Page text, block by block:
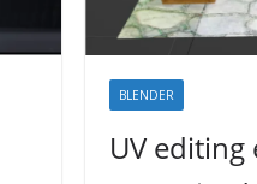
BLENDER
UV editing